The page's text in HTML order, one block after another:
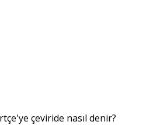
çeviride nasıl denir?